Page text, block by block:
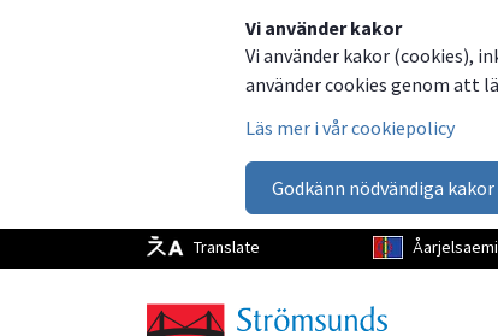
Vi använder kakor
Vi använder kakor (cookies),
använder cookies genom att
Läs mer i vår cookiepolicy
Godkänn nödvändiga kakor
Translate